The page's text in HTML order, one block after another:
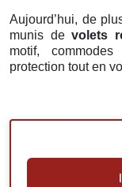
Aujourd’hui, de
munis devolets
motif,
protection tout en